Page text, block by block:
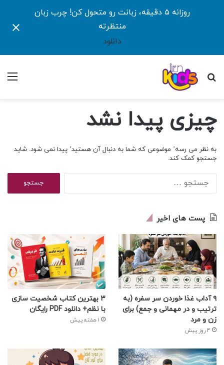
روزانه ۵ دقیقه، زبانت رو متحول کن! چرب زبان
منتظرته
دانلود
جستجو
چیزی پیدا نشد
به نظر می رسه’ موضوعی که شما به دنبال آن هستید’ پیدا نمی شود. شاید
جستجو کمک کند.
پست های اخیر
۹ آداب غذا خوردن سر سفره (به
ترتیب و در مهمانی و جمع) برای
زن و مرد
4 روز پیش
3 بهترین کتاب شخصیت سازی
با نظم+ دانلود PDF رایگان
1 هفته پیش